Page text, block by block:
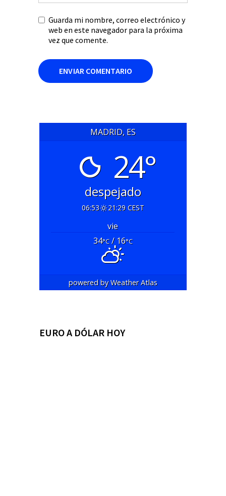
Guarda mi nombre, correo electrónico y
web en este navegador para la próxima
vez que comente.
MADRID, ES
24°
despejado
06:53 21:29 CEST
vie
34°C/ 16°C
powered byWeather Atlas
EURO A DÓLAR HOY